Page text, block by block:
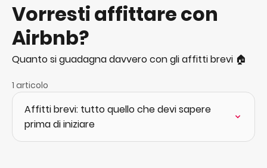
Vorresti affittare con
Airbnb?
Quanto si guadagna davvero con gli affitti brevi 🏠
1 articolo
Affitti brevi: tutto quello che devi sapere
prima di iniziare